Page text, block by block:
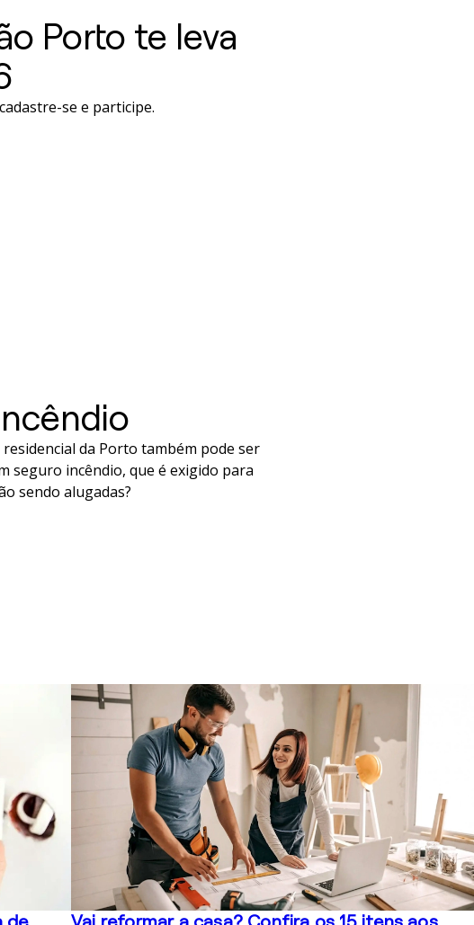
Porto te leva
se e participe.
da Porto também pode ser
seguro incêndio, que é exigido para
sendo alugadas?